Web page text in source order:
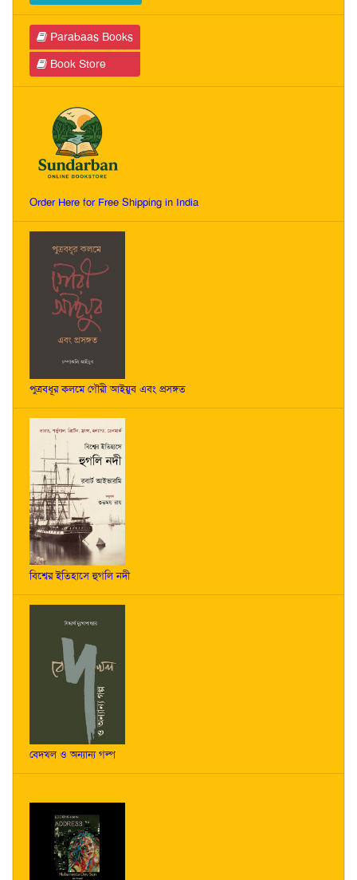
Parabaas Books
Book Store
Order Here for Free Shipping in India
পুত্রবধূর কলমে গৌরী আইয়ুব এবং প্রসঙ্গত
বিশ্বের ইতিহাসে হুগলি নদী
বেদখল ও অন্যান্য গল্প